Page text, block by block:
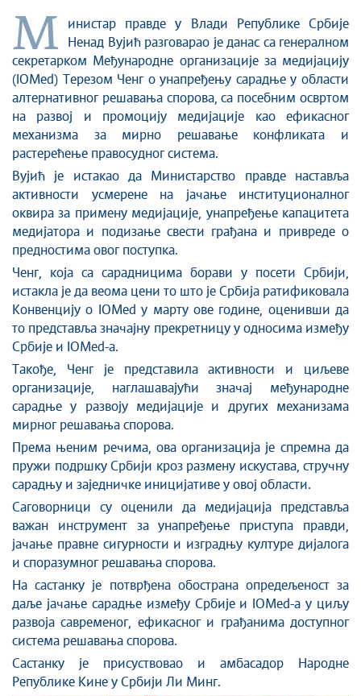
Стоп корупцији
Култура и вера
Спорт
Конференције за новинаре
Интервјуи
Линкови
Издвојене теме
COVID-19 - архива
М
инистар правде у Влади Републике Србије
Ненад Вујић разговарао је данас са генералном
секретарком Међународне организације за медијацију
(IOMed) Терезом Ченг о унапређењу сарадње у области
алтернативног решавања спорова, са посебним освртом
на развој и промоцију медијације као ефикасног
механизма за мирно решавање конфликата и
растерећење правосудног система.
Вујић је истакао да Министарство правде наставља
активности усмерене на јачање институционалног
оквира за примену медијације, унапређење капацитета
медијатора и подизање свести грађана и привреде о
предностима овог поступка.
Ченг, која са сарадницима борави у посети Србији,
истакла је да веома цени то што је Србија ратификовала
Конвенцију о IOMed у марту ове године, оценивши да
то представља значајну прекретницу у односима између
Србије и IOMed-а.
Такође, Ченг је представила активности и циљеве
организације, наглашавајући значај међународне
сарадње у развоју медијације и других механизама
мирног решавања спорова.
Према њеним речима, ова организација је спремна да
пружи подршку Србији кроз размену искустава, стручну
сарадњу и заједничке иницијативе у овој области.
Саговорници су оценили да медијација представља
важан инструмент за унапређење приступа правди,
јачање правне сигурности и изградњу културе дијалога
и споразумног решавања спорова.
На састанку је потврђена обострана опредељеност за
даље јачање сарадње између Србије и IOMed-а у циљу
развоја савременог, ефикасног и грађанима доступног
система решавања спорова.
Састанку је присуствовао и амбасадор Народне
Републике Кине у Србији Ли Минг.